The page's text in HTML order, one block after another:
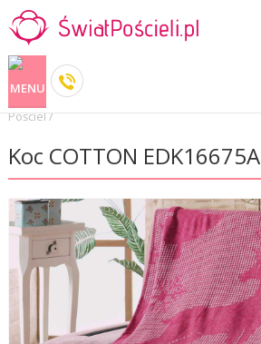
Pościel/
Koc COTTON EDK16675A